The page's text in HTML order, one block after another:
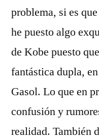
problema, si es
he puesto algo
de Kobe puesto
fantástica dupla,
Gasol. Lo que en
confusión y
realidad. También